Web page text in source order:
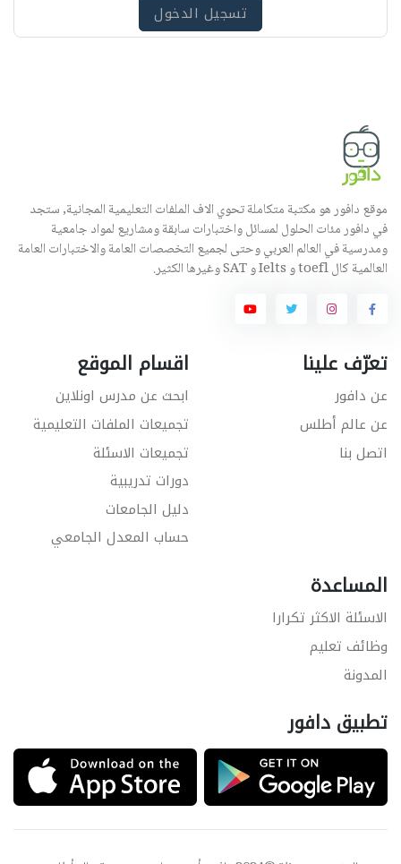
تسجيل الدخول
موقع دافور هو مكتبة متكاملة تحوي الاف الملفات التعليمية المجانية, ستجد
في دافور مئات الحلول لمسائل واختبارات سابقة ومشاريع لمواد جامعية
ومدرسية في العالم العربي وحتى لجميع التخصصات العامة والاختبارات العامة
العالمية كال toefl و Ielts و SAT وغيرها الكثير.
تعرّف علينا
عن دافور
عن عالم أطلس
اتصل بنا
اقسام الموقع
ابحث عن مدرس اونلاين
تجميعات الملفات التعليمية
تجميعات الاسئلة
دورات تدريبية
دليل الجامعات
حساب المعدل الجامعي
المساعدة
الاسئلة الاكثر تكرارا
وظائف تعليم
المدونة
تطبيق دافور